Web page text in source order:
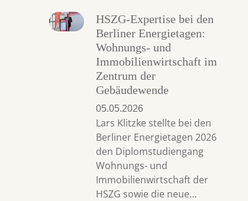
HSZG-Expertise bei den
Berliner Energietagen:
Wohnungs- und
Immobilienwirtschaft im
Zentrum der
Gebäudewende
05.05.2026
Lars Klitzke stellte bei den
Berliner Energietagen 2026
den Diplomstudiengang
Wohnungs- und
Immobilienwirtschaft der
HSZG sowie die neue…